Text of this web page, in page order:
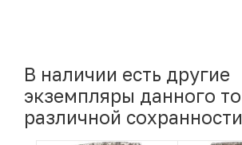
В наличии есть другие
экземпляры данного
различной сохранности